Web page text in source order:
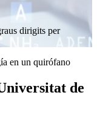
dirigits per
de